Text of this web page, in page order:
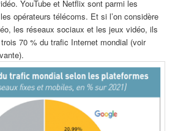
YouTube et Netflix sont parmi les
opérateurs télécoms. Et si l’on considère
les réseaux sociaux et les jeux vidéo, ils
70 % du trafic Internet mondial (voir